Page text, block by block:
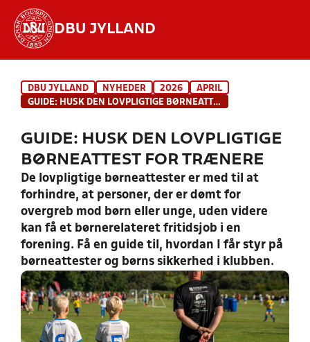
DBU JYLLAND
INDHOLD OG NYHEDER
HOLD
DBU JYLLAND NYHEDER 2026
APRIL
GUIDE: HUSK DEN LOVPLIGTIGE BØRNEATTEST FOR TRÆNERE
GUIDE: HUSK DEN LOVPLIGTIGE
BØRNEATTEST FOR TRÆNERE
De lovpligtige børneattester er med til at
forhindre, at personer, der er dømt for
overgreb mod børn eller unge, uden videre
kan få et børnerelateret fritidsjob i en
forening. Få en guide til, hvordan I får styr på
børneattester og børns sikkerhed i klubben.